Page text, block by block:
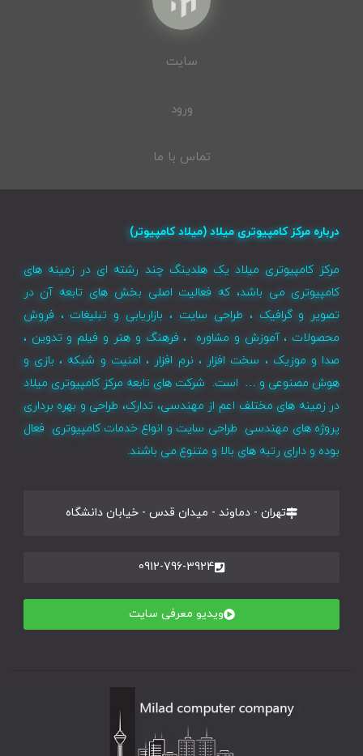
سایت
ورود
تماس با ما
درباره مرکز کامپیوتری میلاد (میلاد کامپیوتر)
مرکز کامپیوتری میلاد یک هلدینگ چند رشته ای در زمینه های
کامپیوتری می باشد، که فعالیت اصلی بخش های تابعه آن در
تصویر و گرافیک ، طراحی سایت ، بازاریابی و تبلیغات ، فروش
محصولات ، آموزش و مشاوره ، فرهنگ و هنر و فیلم و تدوین ،
صدا و موزیک ، سخت افزار ، نرم افزار ، امنیت و شبکه ، بازی و
هوش مصنوعی و … است. شرکت های تابعه مرکز کامپیوتری میلاد
در زمینه های مختلف اعم از مهندسی، تدارک، طراحی و بهره برداری
پروژه های مهندسی طراحی سایت و انواع خدمات کامپیوتری فعال
بوده و دارای رتبه های بالا و متنوع می باشند.
تهران - دماوند - میدان قدس - خیابان دانشگاه
0912-796-3924
ویدیو معرفی سایت